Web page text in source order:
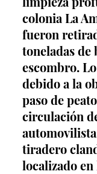
colonia La
fueron
toneladas de
escombro.
debido a la
paso de
circulación
tiradero
localizado en